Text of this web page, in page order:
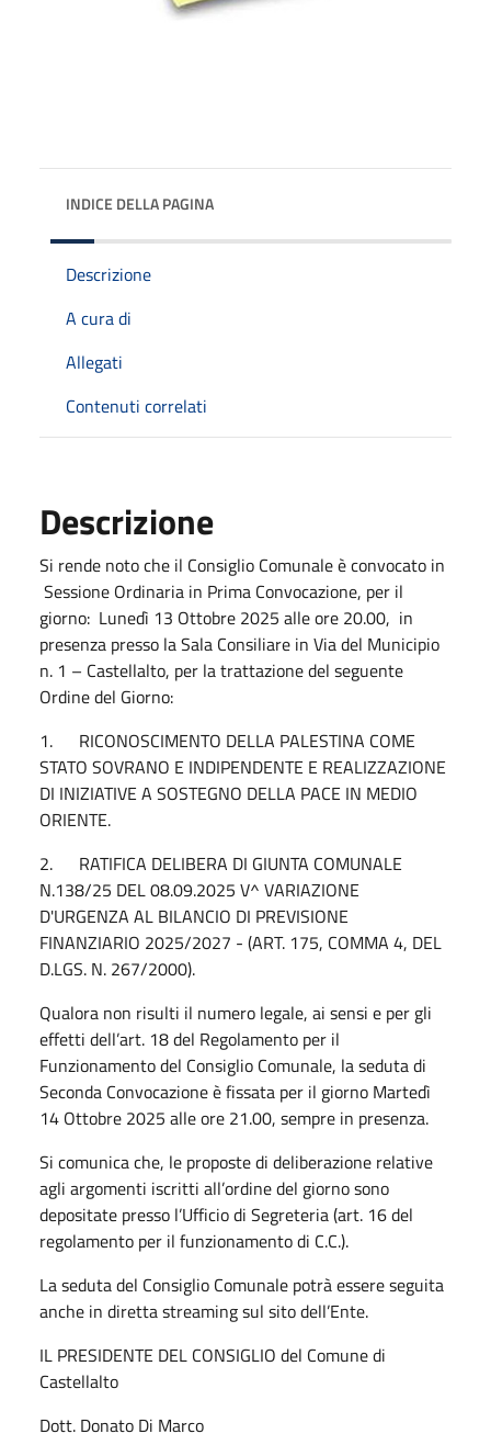
INDICE DELLA PAGINA
Descrizione
A cura di
Allegati
Contenuti correlati
Descrizione
Si rende noto che il Consiglio Comunale è convocato in
Sessione Ordinaria in Prima Convocazione, per il
giorno: Lunedì 13 Ottobre 2025 alle ore 20.00, in
presenza presso la Sala Consiliare in Via del Municipio
n. 1 – Castellalto, per la trattazione del seguente
Ordine del Giorno:
1. RICONOSCIMENTO DELLA PALESTINA COME
STATO SOVRANO E INDIPENDENTE E REALIZZAZIONE
DI INIZIATIVE A SOSTEGNO DELLA PACE IN MEDIO
ORIENTE.
2. RATIFICA DELIBERA DI GIUNTA COMUNALE
N.138/25 DEL 08.09.2025 V^ VARIAZIONE
D'URGENZA AL BILANCIO DI PREVISIONE
FINANZIARIO 2025/2027 - (ART. 175, COMMA 4, DEL
D.LGS. N. 267/2000).
Qualora non risulti il numero legale, ai sensi e per gli
effetti dell’art. 18 del Regolamento per il
Funzionamento del Consiglio Comunale, la seduta di
Seconda Convocazione è fissata per il giorno Martedì
14 Ottobre 2025 alle ore 21.00, sempre in presenza.
Si comunica che, le proposte di deliberazione relative
agli argomenti iscritti all’ordine del giorno sono
depositate presso l’Ufficio di Segreteria (art. 16 del
regolamento per il funzionamento di C.C.).
La seduta del Consiglio Comunale potrà essere seguita
anche in diretta streaming sul sito dell’Ente.
IL PRESIDENTE DEL CONSIGLIO del Comune di
Castellalto
Dott. Donato Di Marco